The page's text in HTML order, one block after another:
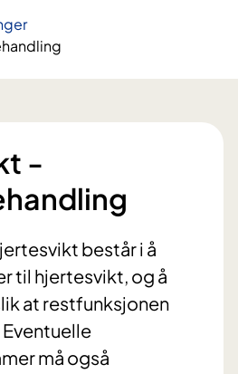
-
består i å
til hjertesvikt, og å
at restfunksjonen
må også